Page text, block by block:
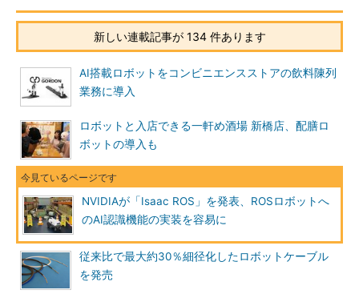
新しい連載記事が 134 件あります
AI搭載ロボットをコンビニエンスストアの飲料陳列
業務に導入
ロボットと入店できる一軒め酒場 新橋店、配膳ロ
ボットの導入も
NVIDIAが「Isaac ROS」を発表、ROSロボットへ
のAI認識機能の実装を容易に
従来比で最大約30％細径化したロボットケーブル
を発売